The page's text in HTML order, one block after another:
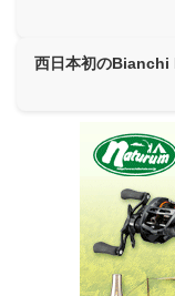
西日本初のBianchi